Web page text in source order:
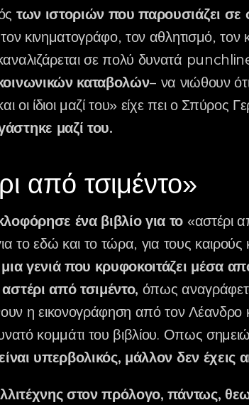
των ιστοριών που παρουσιάζει
τον κινηματογράφο, τον αθλητισμό,
σε πολύ δυνατά
καταβολών– να νιώθουν
και οι ίδιοι μαζί του» είχε πει ο
μαζί του.
από τσιμέντο»
ένα βιβλίο για το «αστέρι
το εδώ και το τώρα, για τους
μια γενιά που κρυφοκοιτάζει μέσα
από τσιμέντο, όπως
η εικονογράφηση από τον Λέανδρο
κομμάτι του βιβλίου. Οπως
υπερβολικός, μάλλον δεν έχεις
στον πρόλογο, πάντως,